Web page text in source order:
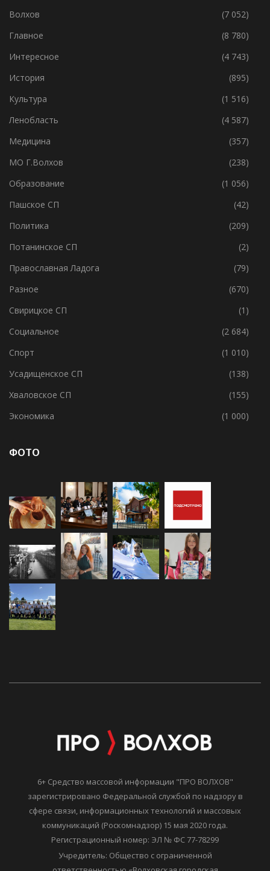
Волхов
(7 052)
Главное
(8 780)
Интересное
(4 743)
История
(895)
Культура
(1 516)
Ленобласть
(4 587)
Медицина
(357)
МО Г.Волхов
(238)
Образование
(1 056)
Пашское СП
(42)
Политика
(209)
Потанинское СП
(2)
Православная Ладога
(79)
Разное
(670)
Свирицкое СП
(1)
Социальное
(2 684)
Спорт
(1 010)
Усадищенское СП
(138)
Хваловское СП
(155)
Экономика
(1 000)
ФОТО
6+ Средство массовой информации "ПРО ВОЛХОВ"
зарегистрировано Федеральной службой по надзору в
сфере связи, информационных технологий и массовых
коммуникаций (Роскомнадзор) 15 мая 2020 года.
Регистрационный номер: ЭЛ № ФС 77-78299
Учредитель: Общество с ограниченной